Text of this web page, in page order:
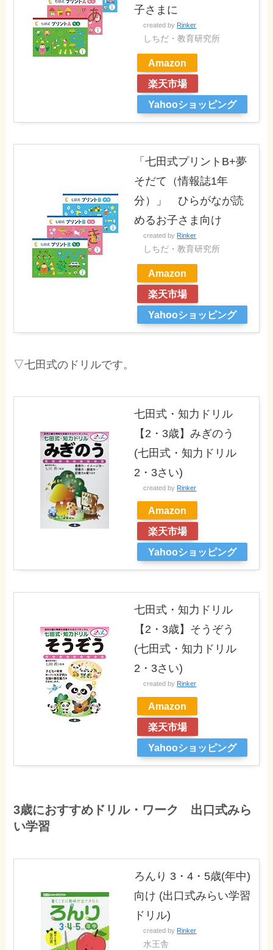
子さまに
created by Rinker
しちだ・教育研究所
Amazon
楽天市場
Yahooショッピング
「七田式プリントB+夢
そだて（情報誌1年
分）」 ひらがなが読
めるお子さま向け
created by Rinker
しちだ・教育研究所
Amazon
楽天市場
Yahooショッピング
▽七田式のドリルです。
七田式・知力ドリル
【2・3歳】みぎのう
(七田式・知力ドリル
2・3さい)
created by Rinker
Amazon
楽天市場
Yahooショッピング
七田式・知力ドリル
【2・3歳】そうぞう
(七田式・知力ドリル
2・3さい)
created by Rinker
Amazon
楽天市場
Yahooショッピング
3歳におすすめドリル・ワーク 出口式みら
い学習
ろんり 3・4・5歳(年中)
向け (出口式みらい学習
ドリル)
created by Rinker
水王舎